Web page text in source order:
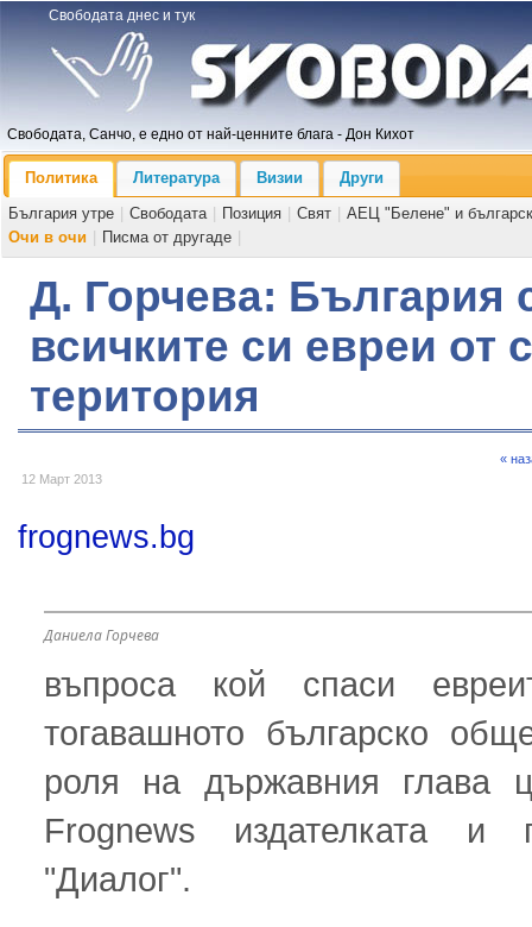
Свободата днес и тук
Свободата, Санчо, е едно от най-ценните блага - Дон Кихот
Политика Литература Визии
Други
България утре
Свободата Позиция Свят
АЕЦ "Белене" и
Очи в очи
Писма от другаде
Д. Горчева: България
всичките си евреи от
територия
12 Март 2013
«
frognews.bg
Даниела Горчева
въпроса кой спаси
тогавашното българско
роля на държавния глава
Frognews издателката и
"Диалог".